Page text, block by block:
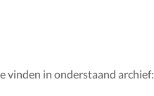
vinden in onderstaand archief: